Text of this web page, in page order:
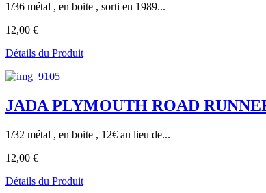
1/36 métal , en boite , sorti en 1989...
12,00 €
Détails du Produit
JADA PLYMOUTH ROAD
1/32 métal , en boite , 12€ au lieu de...
12,00 €
Détails du Produit